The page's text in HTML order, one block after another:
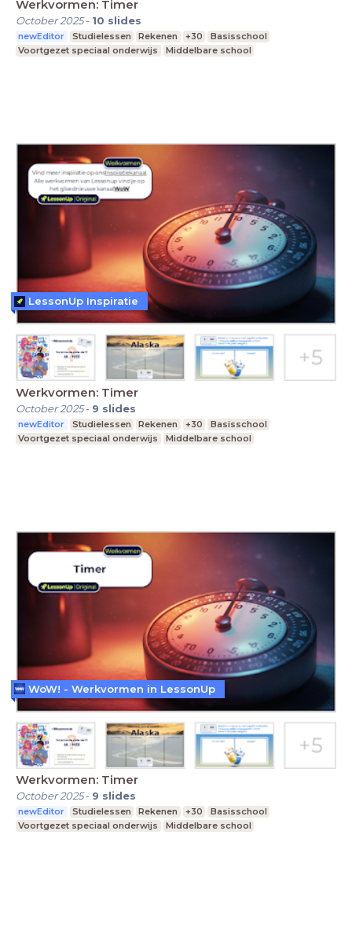
Werkvormen: Timer
October 2025- 10 slides
newEditor Studielessen Rekenen +30
Basisschool
Voortgezet speciaal onderwijs
Middelbare school
Werkvormen: Timer
October 2025- 9 slides
newEditor Studielessen Rekenen +30
Basisschool
Voortgezet speciaal onderwijs
Middelbare school
LessonUp Inspiratie
Werkvormen: Timer
October 2025- 9 slides
newEditor Studielessen Rekenen +30
Basisschool
Voortgezet speciaal onderwijs
Middelbare school
WoW! - Werkvormen in LessonUp